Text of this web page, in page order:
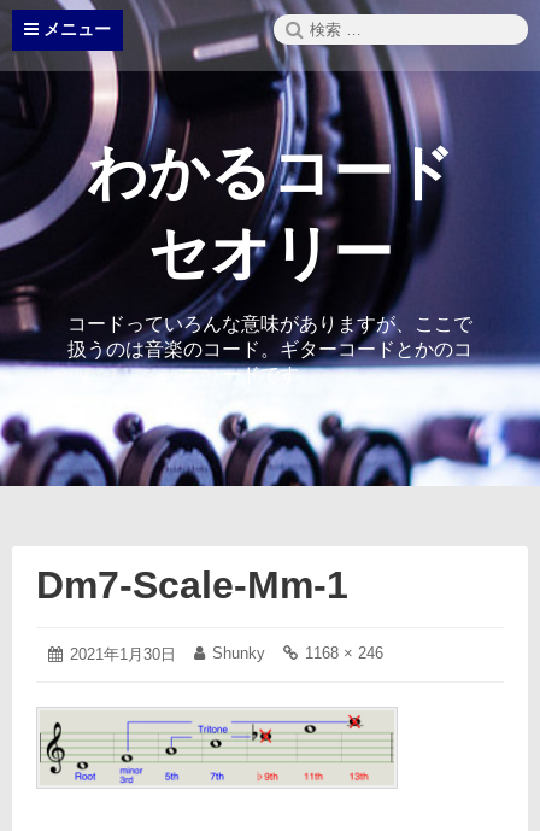
コ
テ
ン
ッ
プ
メニュー
検
索:
わかるコード
セオリー
コードっていろんな意味がありますが、ここで
扱うのは音楽のコード。ギターコードとかのコ
ードです。
Dm7-Scale-Mm-1
投
2021年1月30日
2021
月
30
日
投
Shunky
フ
イ
ズ
の
リ
1168 × 246